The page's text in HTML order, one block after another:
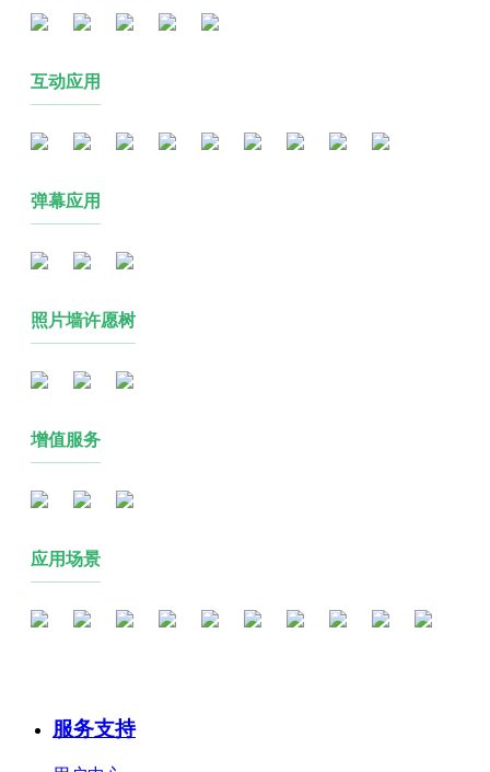
互动应用
弹幕应用
照片墙许愿树
增值服务
应用场景
服务支持